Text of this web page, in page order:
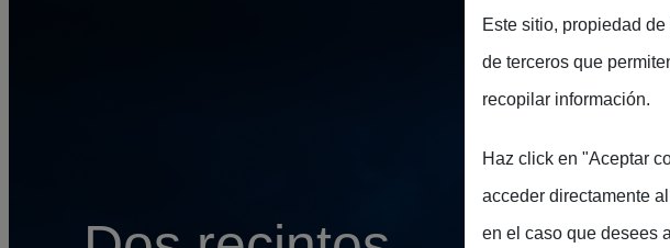
Este sitio, propiedad
de terceros que
recopilar información.
Haz click en "Aceptar
acceder directamente
en el caso que desees